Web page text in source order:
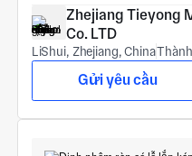
Zhejiang Tieyong
Co. LTD
LiShui, Zhejiang, China
Gửi yêu cầu